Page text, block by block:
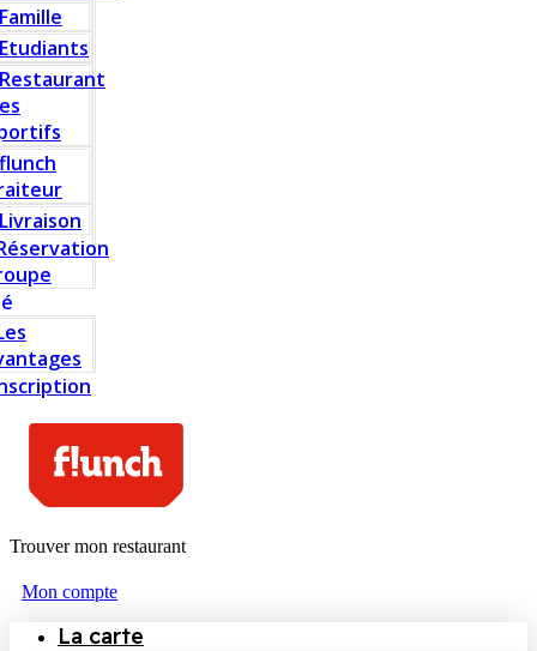
Famille
Etudiants
Restaurant
flunch
Livraison
Trouver mon restaurant
Mon compte
La carte